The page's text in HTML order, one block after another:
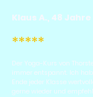
Klaus A., 48 Jahre
*****
Der Yoga-Kurs von
immer entspannt. Ich
Ende jeder Klasse
gerne wieder und